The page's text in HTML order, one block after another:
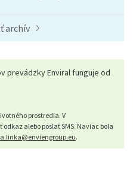
archív
prevádzky Enviral funguje od
prostredia. V
alebo poslať SMS. Naviac bola
.